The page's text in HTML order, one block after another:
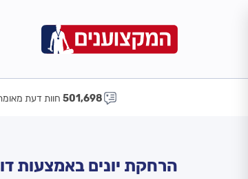
501,698 חוות דעת
הרחקת יונים באמצעות